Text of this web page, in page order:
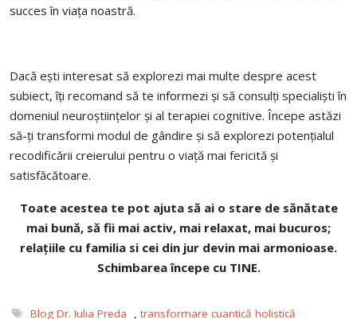
succes în viața noastră.
Dacă ești interesat să explorezi mai multe despre acest
subiect, îți recomand să te informezi și să consulți specialiști în
domeniul neuroștiințelor și al terapiei cognitive. Începe astăzi
să-ți transformi modul de gândire și să explorezi potențialul
recodificării creierului pentru o viață mai fericită și
satisfăcătoare.
Toate acestea te pot ajuta să ai o stare de sănătate
mai bună, să fii mai activ, mai relaxat, mai bucuros;
relațiile cu familia si cei din jur devin mai armonioase.
Schimbarea începe cu TINE.
Blog Dr. Iulia Preda , transformare cuantică holistică